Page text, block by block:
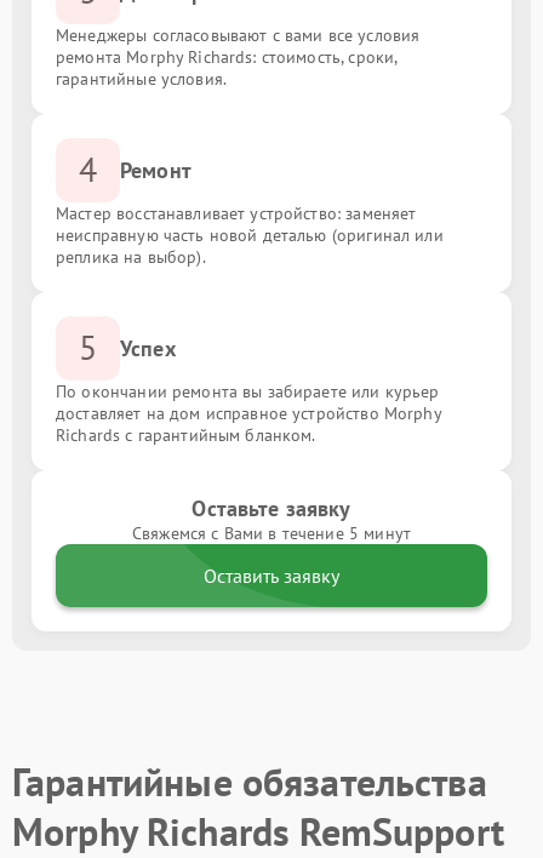
Менеджеры согласовывают с вами все условия
ремонта Morphy Richards: стоимость, сроки,
гарантийные условия.
4 Ремонт
Мастер восстанавливает устройство: заменяет
неисправную часть новой деталью (оригинал или
реплика на выбор).
5 Успех
По окончании ремонта вы забираете или курьер
доставляет на дом исправное устройство Morphy
Richards с гарантийным бланком.
Оставьте заявку
Свяжемся с Вами в течение 5 минут
Оставить заявку
Гарантийные обязательства
Morphy Richards RemSupport